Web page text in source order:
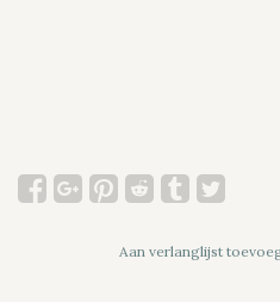
Aan verlanglijst